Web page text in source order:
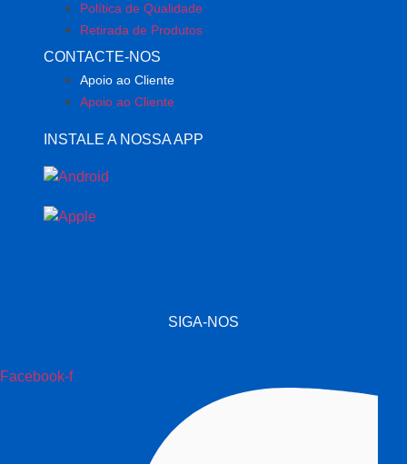
Política de Qualidade
Retirada de Produtos
CONTACTE-NOS
Apoio ao Cliente
Apoio ao Cliente
INSTALE A NOSSA APP
SIGA-NOS
Facebook-f